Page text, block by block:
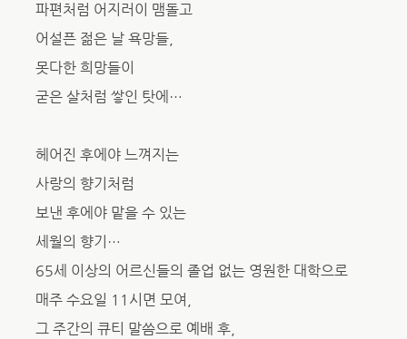
파편처럼 어지러이 맴돌고
어설픈 젊은 날 욕망들,
못다한 희망들이
굳은 살처럼 쌓인 탓에…
헤어진 후에야 느껴지는
사랑의 향기처럼
보낸 후에야 맡을 수 있는
세월의 향기…
65세 이상의 어르신들의 졸업 없는 영원한 대학으로
매주 수요일 11시면 모여,
그 주간의 큐티 말씀으로 예배 후,